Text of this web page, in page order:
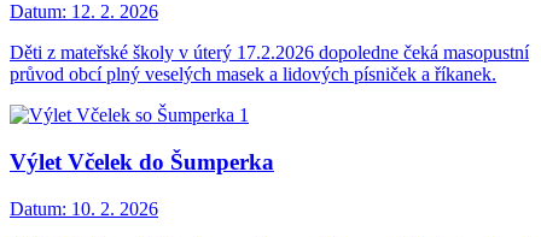
Datum: 12. 2. 2026
Děti z mateřské školy v úterý 17.2.2026 dopoledne čeká masopustní
průvod obcí plný veselých masek a lidových písniček a říkanek.
Výlet Včelek do Šumperka
Datum: 10. 2. 2026